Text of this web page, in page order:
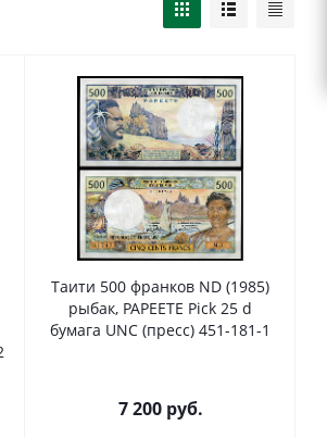
Таити 500 франков ND (1985)
рыбак, PAPEETE Pick 25 d
бумага UNC (пресс) 451-181-1
7 200руб.